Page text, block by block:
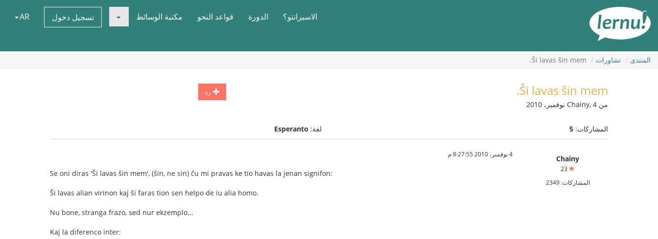
المحتويات
الاسبرانتو؟ الدورة قواعد النحو مكتبة الوسائط تسجيل دخول AR
المنتدى تشاورات Ŝi lavas ŝin mem.
رد Ŝi lavas ŝin mem.
من Chainy, 4 نوفمبر، 2010
المشاركات: 5 لغة: Esperanto
Chainy
المشاركات: 2349
4 نوفمبر، 2010 8:27:55 م
Se oni diras 'Ŝi lavas ŝin mem', (ŝin, ne sin) ĉu mi pravas ke tio havas la jenan signifon:
Ŝi lavas alian virinon kaj ŝi faras tion sen helpo de iu alia homo.
Nu bone, stranga frazo, sed nur ekzemplo...
Kaj la diferenco inter: